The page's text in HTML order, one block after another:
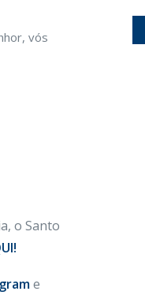
vós
o Santo
e